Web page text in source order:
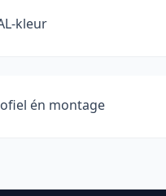
kleur
én montage